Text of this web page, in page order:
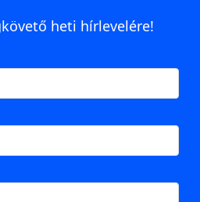
heti hírlevelére!